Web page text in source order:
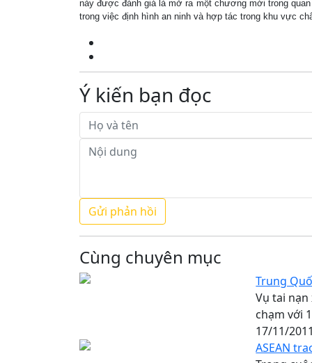
này được đánh giá là mở ra một chương mới trong
trong việc định hình an ninh và hợp tác trong khu vực
Ý kiến bạn đọc
Cùng chuyên mục
Trung
Vụ tai
chạm với
17/11/2011
ASEAN